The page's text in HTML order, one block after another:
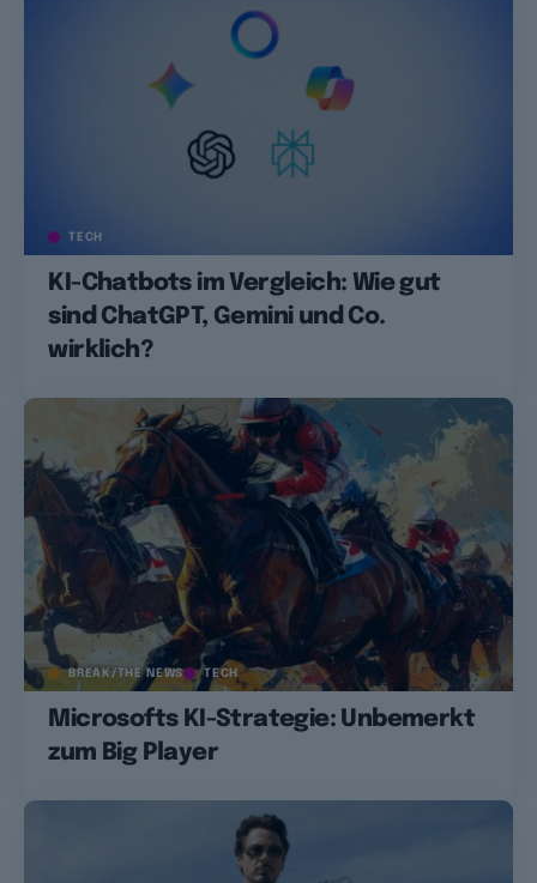
TECH
KI-Chatbots im Vergleich: Wie gut
sind ChatGPT, Gemini und Co.
wirklich?
BREAK/THE NEWS TECH
Microsofts KI-Strategie: Unbemerkt
zum Big Player